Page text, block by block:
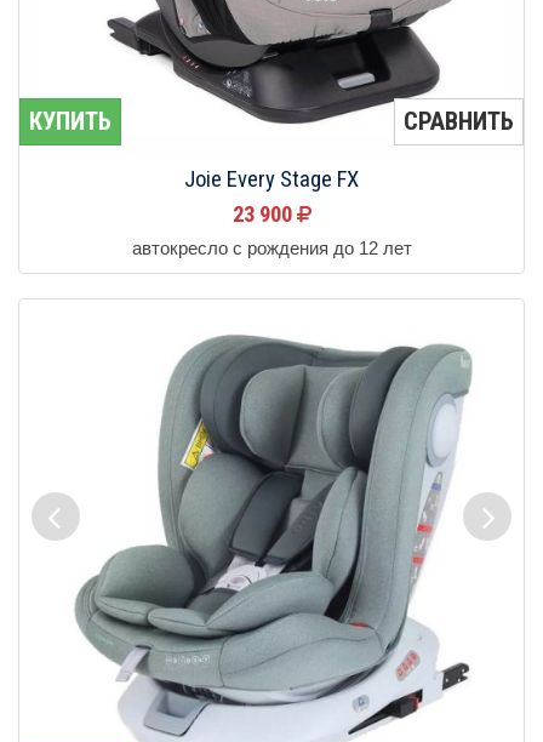
КУПИТЬ СРАВНИТЬ
Joie Every Stage FX
23 900
автокресло с рождения до 12 лет